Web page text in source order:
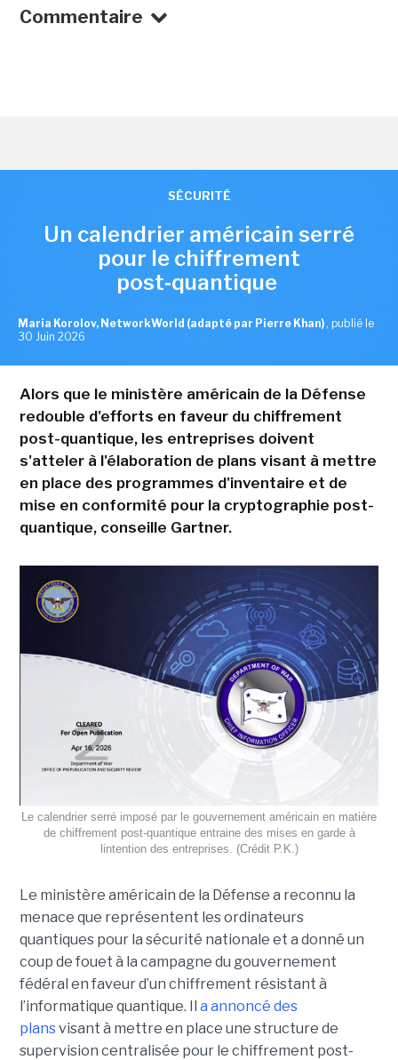
Commentaire
SÉCURITÉ
Un calendrier américain serré
pour le chiffrement
post‑quantique
Maria Korolov, NetworkWorld (adapté par Pierre Khan) , publié le
30 Juin 2026
Alors que le ministère américain de la Défense
redouble d'efforts en faveur du chiffrement
post-quantique, les entreprises doivent
s'atteler à l'élaboration de plans visant à mettre
en place des programmes d'inventaire et de
mise en conformité pour la cryptographie post-
quantique, conseille Gartner.
Le calendrier serré imposé par le gouvernement américain en matière
de chiffrement post-quantique entraine des mises en garde à
lintention des entreprises. (Crédit P.K.)
Le ministère américain de la Défense a reconnu la
menace que représentent les ordinateurs
quantiques pour la sécurité nationale et a donné un
coup de fouet à la campagne du gouvernement
fédéral en faveur d’un chiffrement résistant à
l’informatique quantique. Il a annoncé des
plansvisant à mettre en place une structure de
supervision centralisée pour le chiffrement post-